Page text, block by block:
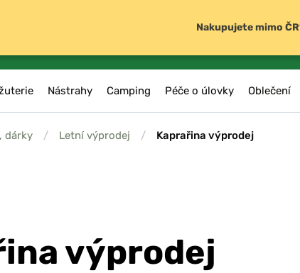
Nástrahy Camping Péče o úlovky Oblečení
dárky / Letní výprodej / Kaprařina výprodej
výprodej
Nakupujete mimo